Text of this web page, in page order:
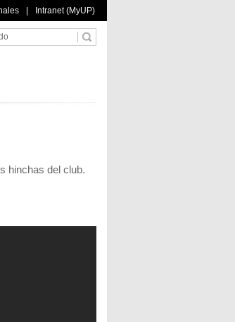
Intranet (MyUP)
hinchas del club.